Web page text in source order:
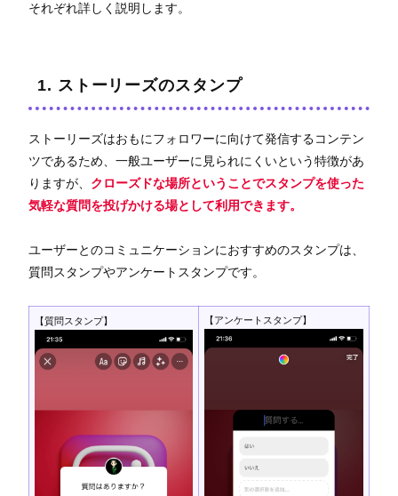
それぞれ詳しく説明します。
1. ストーリーズのスタンプ
ストーリーズはおもにフォロワーに向けて発信するコンテン
ツであるため、一般ユーザーに見られにくいという特徴があ
りますが、 クローズドな場所ということでスタンプを使った
気軽な質問を投げかける場として利用できます。
ユーザーとのコミュニケーションにおすすめのスタンプは、
質問スタンプやアンケートスタンプです。
【質問スタンプ】 【アンケートスタンプ】